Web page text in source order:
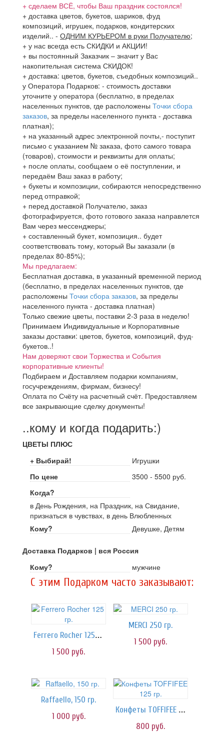
+ сделаем ВСЁ, чтобы Ваш праздник состоялся!
+ доставка цветов, букетов, шариков, фуд
композиций, игрушек, подарков, кондитерских
изделий.. - ОДНИМ КУРЬЕРОМ в руки Получателю;
+ у нас всегда есть СКИДКИ и АКЦИИ!
+ вы постоянный Заказчик – значит у Вас
накопительная система СКИДОК!
+ доставка: цветов, букетов, съедобных композиций..
у Оператора Подарков: - стоимость доставки
уточните у оператора (бесплатно, в пределах
населенных пунктов, где расположены Точки сбора
заказов, за пределы населенного пункта - доставка
платная);
+ на указанный адрес электронной почты,- поступит
письмо с указанием № заказа, фото самого товара
(товаров), стоимости и реквизиты для оплаты;
+ после оплаты, сообщаем о её поступлении, и
передаём Ваш заказ в работу;
+ букеты и композиции, собираются непосредственно
перед отправкой;
+ перед доставкой Получателю, заказ
фотографируется, фото готового заказа направлется
Вам через мессенджеры;
+ составленный букет, композиция.. будет
соответствовать тому, который Вы заказали (в
пределах 80-85%);
Мы предлагаем:
Бесплатная доставка, в указанный временной период
(бесплатно, в пределах населенных пунктов, где
расположены Точки сбора заказов, за пределы
населенного пункта - доставка платная)
Только свежие цветы, поставки 2-3 раза в неделю!
Принимаем Индивидуальные и Корпоративные
заказы доставки: цветов, букетов, композиций, фуд-
букетов..!
Нам доверяют свои Торжества и События
корпоративные клиенты!
Подбираем и Доставляем подарки компаниям,
госучреждениям, фирмам, бизнесу!
Оплата по Счёту на расчетный счёт. Предоставляем
все закрывающие сделку документы!
..кому и когда подарить:)
ЦВЕТЫ ПЛЮС
+ Выбирай!
Игрушки
По цене
3500 - 5500 руб.
Когда?
в День Рождения, на Праздник, на Свидание,
признаться в чувствах, в день Влюбленных
Кому?
Девушке, Детям
Доставка Подарков | вся Россия
Кому?
мужчине
C этим Подарком часто заказывают:
Ferrero Rocher 125 гр.
1 500 руб.
MERCI 250 гр.
1 500 руб.
Raffaello, 150 гр.
1 000 руб.
Конфеты TOFFIFEE 125 гр.
800 руб.